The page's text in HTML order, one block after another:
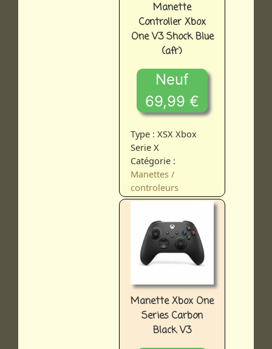
Manette
Controller Xbox
One V3 Shock Blue
(afr)
Neuf
69,99 €
Type : XSX Xbox
Serie X
Catégorie :
Manettes /
controleurs
Manette Xbox One
Series Carbon
Black V3